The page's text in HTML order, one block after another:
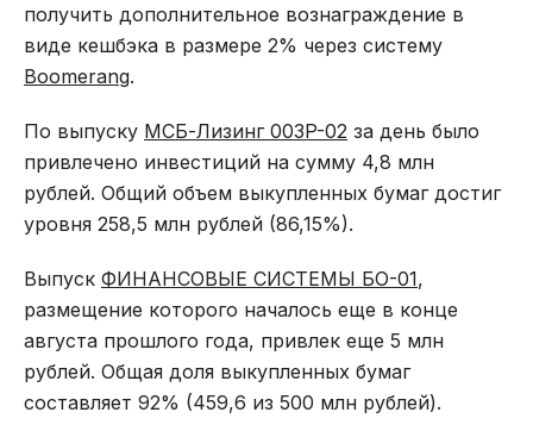
получить дополнительное вознаграждение в
виде кешбэка в размере 2% через систему
Boomerang.
По выпуску МСБ-Лизинг 003P-02 за день было
привлечено инвестиций на сумму 4,8 млн
рублей. Общий объем выкупленных бумаг достиг
уровня 258,5 млн рублей (86,15%).
Выпуск ФИНАНСОВЫЕ СИСТЕМЫ БО-01,
размещение которого началось еще в конце
августа прошлого года, привлек еще 5 млн
рублей. Общая доля выкупленных бумаг
составляет 92% (459,6 из 500 млн рублей).